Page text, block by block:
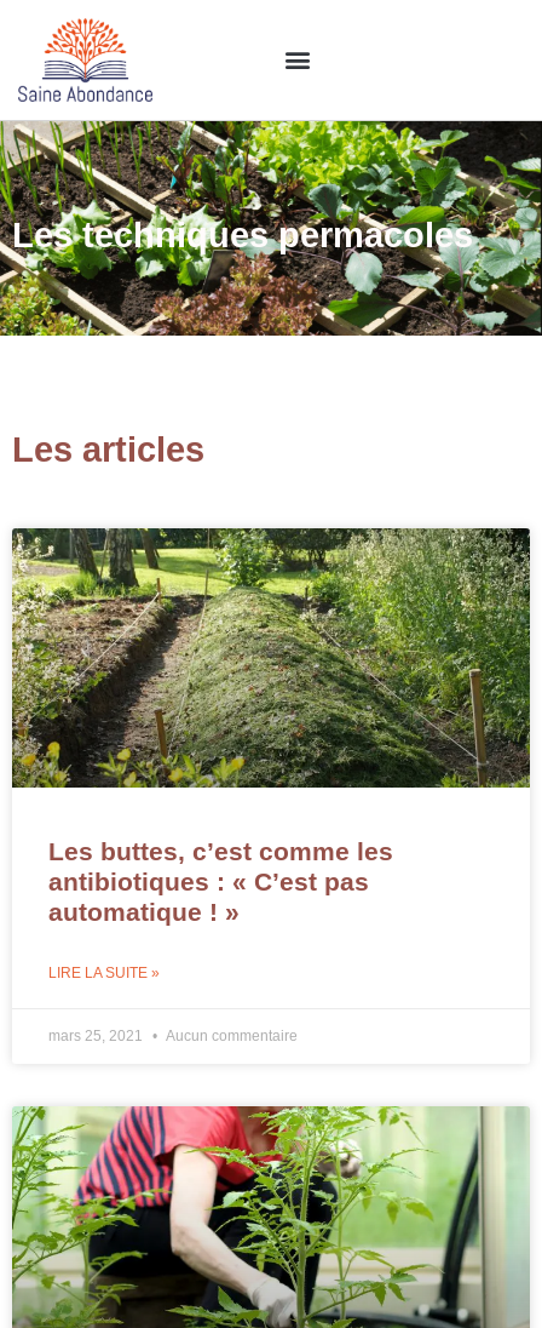
Les techniques permacoles
Les articles
Les buttes, c’est comme les
antibiotiques : « C’est pas
automatique ! »
LIRE LA SUITE »
mars 25, 2021 Aucun commentaire